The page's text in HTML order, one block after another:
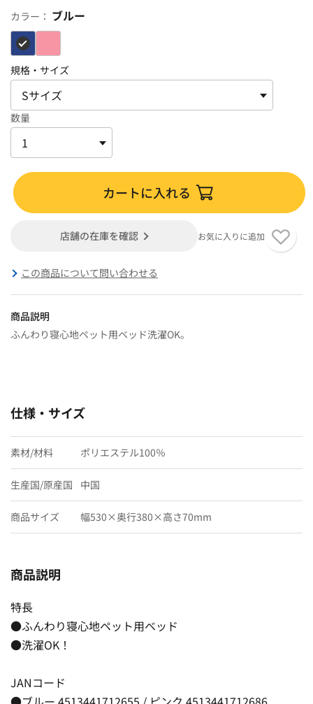
カラー： ブルー
規格・サイズ
数量
カートに入れる
店舗の在庫を確認 お気に入りに追加
この商品について問い合わせる
商品説明
ふんわり寝心地ペット用ベッド洗濯OK。
仕様・サイズ
素材/材料 ポリエステル100％
生産国/原産国 中国
商品サイズ 幅530×奥行380×高さ70mm
商品説明
特長
●ふんわり寝心地ペット用ベッド
●洗濯OK！
JANコード